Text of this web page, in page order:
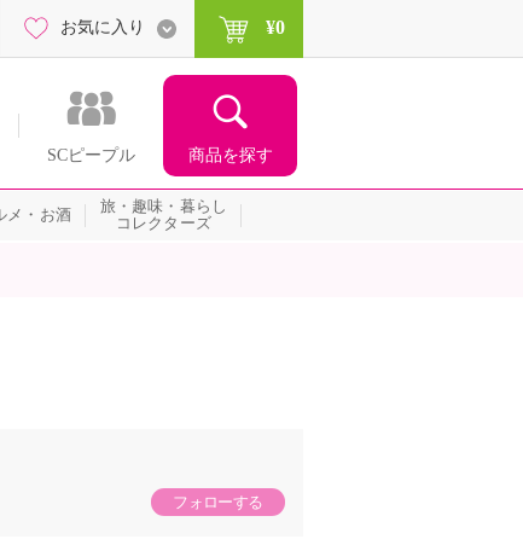
SCピープル 商品を探す
お気に入り ¥0
メ・お酒
旅・趣味・暮らし
コレクターズ
フォローする